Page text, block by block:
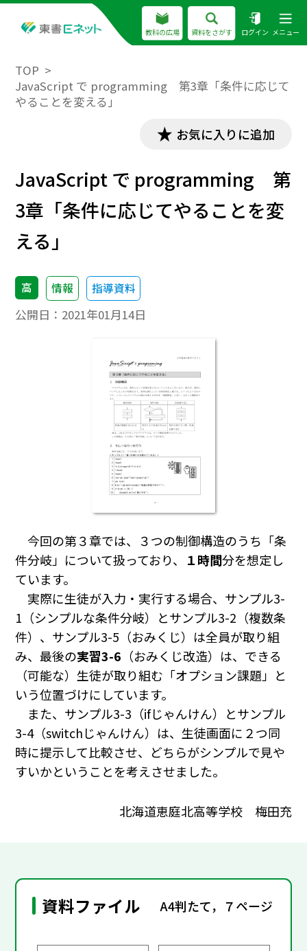
教科の広場 資料をさがす ログイン メニュー
TOP
JavaScript で programming 第3章「条件に応じて
やることを変える」
お気に入りに追加
JavaScript で programming 第
3章「条件に応じてやることを変
える」
高 情報 指導資料
公開日： 2021年01月14日
今回の第３章では、３つの制御構造のうち「条
件分岐」について扱っており、
１時間分を想定し
ています。
実際に生徒が入力・実行する場合、サンプル3-
1（シンプルな条件分岐）とサンプル3-2（複数条
件）、サンプル3-5（おみくじ）は全員が取り組
み、最後の実習3-6 （おみくじ改造）は、できる
（可能な）生徒が取り組む「オプション課題」と
いう位置づけにしています。
また、サンプル3-3（ifじゃんけん）とサンプル
3-4（switchじゃんけん）は、生徒画面に２つ同
時に提示して比較させ、どちらがシンプルで見や
すいかということを考えさせました。
北海道恵庭北高等学校 梅田充
資料ファイル A4判たて，７ページ